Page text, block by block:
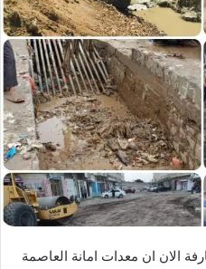
الان ان معدات امانة العاصمة